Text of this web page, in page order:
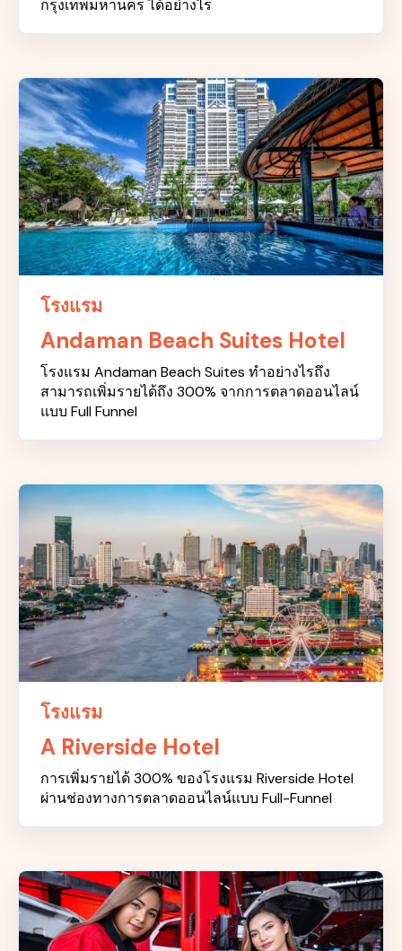
กรุงเทพมหานคร ได้อย่างไร
โรงแรม
Andaman Beach Suites Hotel
โรงแรม Andaman Beach Suites ทำอย่างไรถึง
สามารถเพิ่มรายได้ถึง 300% จากการตลาดออนไลน์
แบบ Full Funnel
โรงแรม
A Riverside Hotel
การเพิ่มรายได้ 300% ของโรงแรม Riverside Hotel
ผ่านช่องทางการตลาดออนไลน์แบบ Full-Funnel